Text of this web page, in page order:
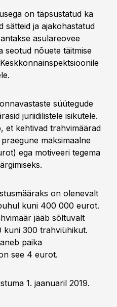
on täpsustatud ka
sätteid ja ajakohastatud
asulareovee
seotud nõuete täitmise
süütegude
juriidilistele isikutele.
et kehtivad trahvimäärad
maksimaalne
ega motiveeri tegema
on olenevalt
kuni 400 000 eurot.
jääb sõltuvalt
kuni 300 trahviühikut.
paika
see 4 eurot.
1. jaanuaril 2019.